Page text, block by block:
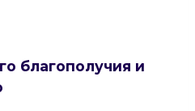
благополучия и